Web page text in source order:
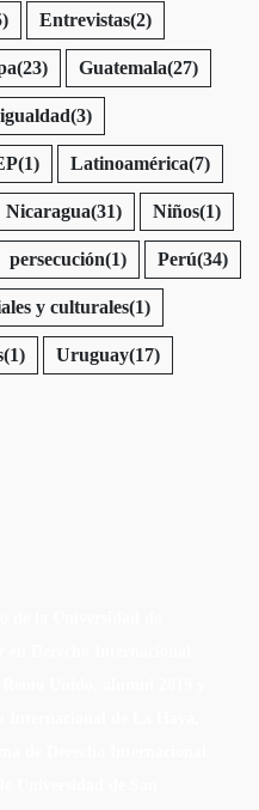
Entrevistas(2)
(23) Guatemala(27)
igualdad(3)
(1) Latinoamérica(7)
Nicaragua(31) Niños(1)
persecución(1) Perú(34)
y culturales(1)
(1) Uruguay(17)